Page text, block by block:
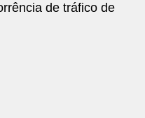
de tráfico de